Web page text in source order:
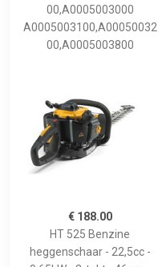
00,A0005003000
A0005003100,A00050032
00,A0005003800
€ 188.00
HT 525 Benzine
heggenschaar - 22,5cc -